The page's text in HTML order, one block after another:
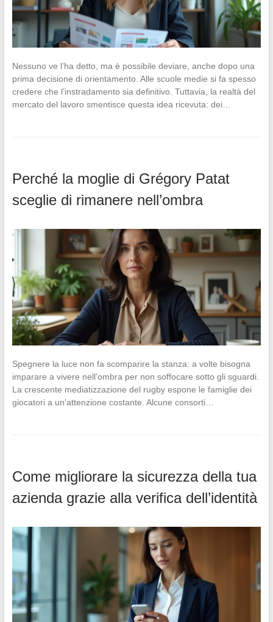
Nessuno ve l’ha detto, ma è possibile deviare, anche dopo una
prima decisione di orientamento. Alle scuole medie si fa spesso
credere che l’instradamento sia definitivo. Tuttavia, la realtà del
mercato del lavoro smentisce questa idea ricevuta: dei…
Perché la moglie di Grégory Patat
sceglie di rimanere nell’ombra
Spegnere la luce non fa scomparire la stanza: a volte bisogna
imparare a vivere nell’ombra per non soffocare sotto gli sguardi.
La crescente mediatizzazione del rugby espone le famiglie dei
giocatori a un’attenzione costante. Alcune consorti…
Come migliorare la sicurezza della tua
azienda grazie alla verifica dell’identità